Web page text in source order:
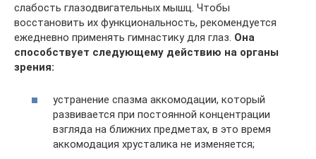
слабость глазодвигательных мышц. Чтобы
восстановить их функциональность, рекомендуется
ежедневно применять гимнастику для глаз. Она
способствует следующему действию на органы
зрения:
устранение спазма аккомодации, который
развивается при постоянной концентрации
взгляда на ближних предметах, в это время
аккомодация хрусталика не изменяется;